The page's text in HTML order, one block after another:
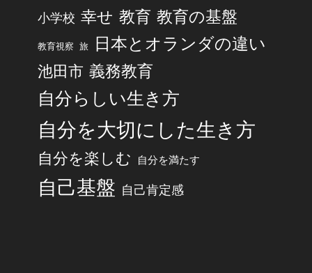
小学校 幸せ 教育 教育の基盤
教育視察 旅 日本とオランダの違い
池田市 義務教育
自分らしい生き方
自分を大切にした生き方
自分を楽しむ 自分を満たす
自己基盤 自己肯定感